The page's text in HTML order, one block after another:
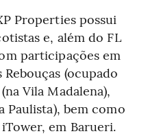
Properties possui
e, além do FL
participações em
(ocupado
Vila Madalena),
Paulista), bem como
em Barueri.